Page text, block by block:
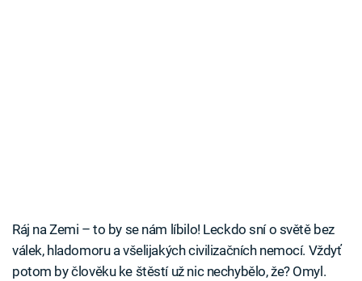
Ráj na Zemi – to by se nám líbilo! Leckdo sní o světě bez
válek, hladomoru a všelijakých civilizačních nemocí. Vždyť
potom by člověku ke štěstí už nic nechybělo, že? Omyl.